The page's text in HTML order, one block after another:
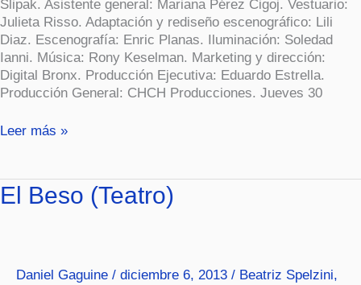
Slipak. Asistente general: Mariana Pérez Cigoj. Vestuario:
Julieta Risso. Adaptación y rediseño escenográfico: Lili
Diaz. Escenografía: Enric Planas. Iluminación: Soledad
Ianni. Música: Rony Keselman. Marketing y dirección:
Digital Bronx. Producción Ejecutiva: Eduardo Estrella.
Producción General: CHCH Producciones. Jueves 30
Leer más »
El Beso (Teatro)
Daniel Gaguine / diciembre 6, 2013 / Beatriz Spelzini,
El
Beso